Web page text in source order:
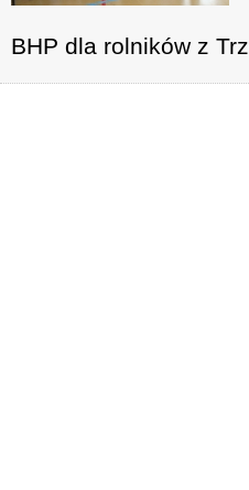
BHP dla rolników z